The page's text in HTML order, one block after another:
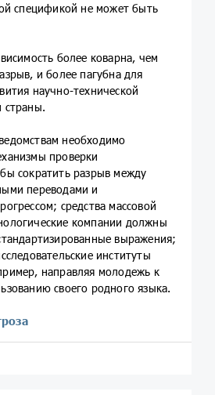
спецификой не может быть
более коварна, чем
и более пагубна для
научно-технической
страны.
необходимо
проверки
сократить разрыв между
переводами и
средства массовой
компании должны
выражения;
институты
направляя молодежь к
своего родного языка.